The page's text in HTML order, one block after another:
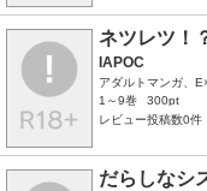
ネツレツ！
IAPOC
アダルトマンガ、
1～9巻
300pt
レビュー投稿数0件
だらしなシ